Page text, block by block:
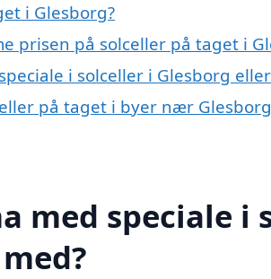
i Glesborg?
prisen på solceller på taget i
i solceller i Glesborg
på taget i byer nær Glesborg
med speciale i